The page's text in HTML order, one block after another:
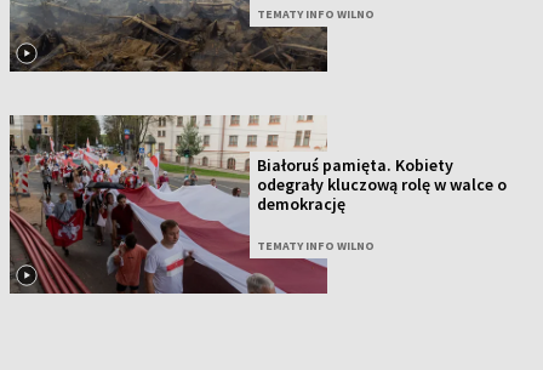
TEMATY INFO WILNO
Białoruś pamięta. Kobiety
odegrały kluczową rolę w walce o
demokrację
TEMATY INFO WILNO